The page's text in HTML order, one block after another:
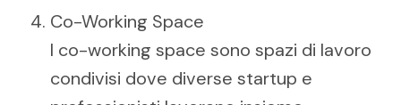
Co-Working Space
I co-working space sono spazi di lavoro
condivisi dove diverse startup e